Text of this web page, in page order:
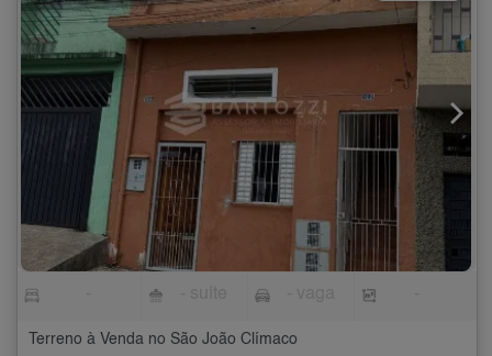
Terreno à Venda no São João Clímaco